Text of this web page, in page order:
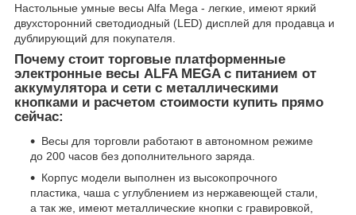
Настольные умные весы Alfa Mega - легкие, имеют яркий
двухсторонний светодиодный (LED) дисплей для продавца и
дублирующий для покупателя.
Почему стоит торговые платформенные
электронные весы ALFA MEGA с питанием от
аккумулятора и сети с металлическими
кнопками и расчетом стоимости купить прямо
сейчас:
Весы для торговли работают в автономном режиме
до 200 часов без дополнительного заряда.
Корпус модели выполнен из высокопрочного
пластика, чаша с углублением из нержавеющей стали,
а так же, имеют металлические кнопки с гравировкой,